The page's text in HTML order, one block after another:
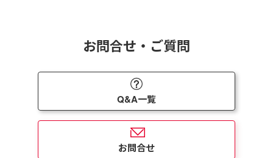
お問合せ・ご質問
Q&A一覧
お問合せ